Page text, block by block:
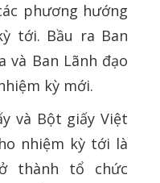
phương hướng
tới. Bầu ra Ban
và Ban Lãnh đạo
kỳ mới.
và Bột giấy Việt
nhiệm kỳ tới là
thành tổ chức